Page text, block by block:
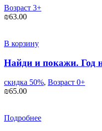
Возраст 3+
₪63.00
В корзину
Найди и покажи. Год
скидка 50%, Возраст 0+
₪65.00
Подробнее